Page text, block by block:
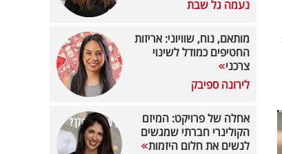
נעמה גל שבת
מותאם, נוח, שוויוני: אריזות
החטיפים כמודל לשינוי
צרכני
לירונה ספיבק
אחלה של פרויקט: המיזם
הקולינרי חברתי שמגשים
לנשים את חלום היזמות